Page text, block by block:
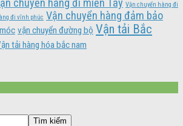
Vận chuyển hàng đi
đi vĩnh phúc Vận chuyển hàng đảm bảo
vận chuyển đường bộ Vận tải Bắc
tải hàng hóa bắc nam
Tìm kiếm